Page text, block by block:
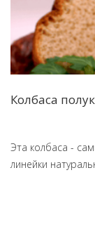
Колбаса
Эта колбаса -
линейки